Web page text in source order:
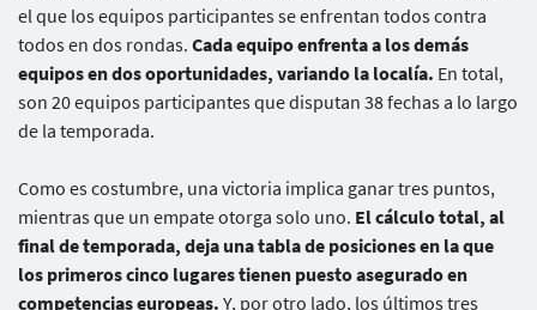
el que los equipos participantes se enfrentan todos contra
todos en dos rondas. Cada equipo enfrenta a los demás
equipos en dos oportunidades, variando la localía. En total,
son 20 equipos participantes que disputan 38 fechas a lo largo
de la temporada.
Como es costumbre, una victoria implica ganar tres puntos,
mientras que un empate otorga solo uno. El cálculo total, al
final de temporada, deja una tabla de posiciones en la que
los primeros cinco lugares tienen puesto asegurado en
competencias europeas. Y, por otro lado, los últimos tres